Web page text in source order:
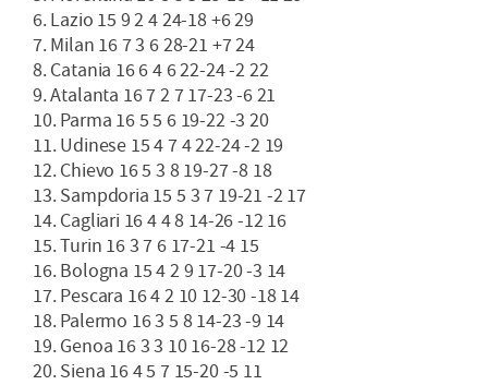
6. Lazio 15 9 2 4 24-18 +6 29
7. Milan 16 7 3 6 28-21 +7 24
8. Catania 16 6 4 6 22-24 -2 22
9. Atalanta 16 7 2 7 17-23 -6 21
10. Parma 16 5 5 6 19-22 -3 20
11. Udinese 15 4 7 4 22-24 -2 19
12. Chievo 16 5 3 8 19-27 -8 18
13. Sampdoria 15 5 3 7 19-21 -2 17
14. Cagliari 16 4 4 8 14-26 -12 16
15. Turin 16 3 7 6 17-21 -4 15
16. Bologna 15 4 2 9 17-20 -3 14
17. Pescara 16 4 2 10 12-30 -18 14
18. Palermo 16 3 5 8 14-23 -9 14
19. Genoa 16 3 3 10 16-28 -12 12
20. Siena 16 4 5 7 15-20 -5 11